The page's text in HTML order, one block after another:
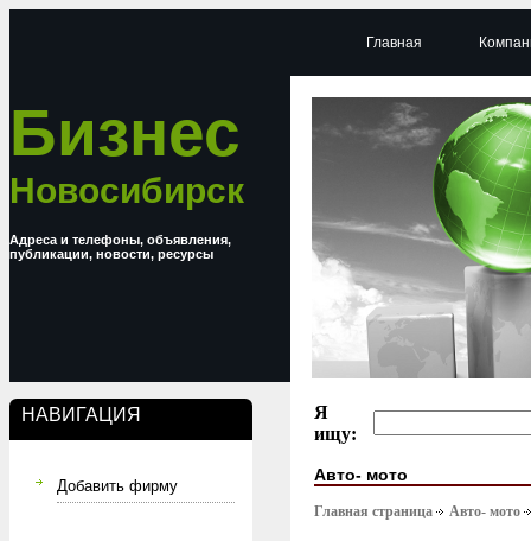
Бизнес
Новосибирск
Адреса и телефоны, объявления,
публикации, новости, ресурсы
НАВИГАЦИЯ
Добавить фирму
Главная
Я
ищу:
Авто- мото
Главная страница Авто- мото